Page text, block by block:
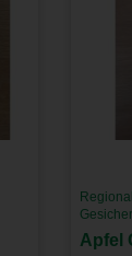
Apfel